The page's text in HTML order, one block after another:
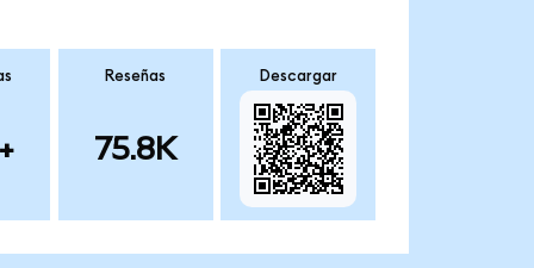
Reseñas
75.8K
Descargar